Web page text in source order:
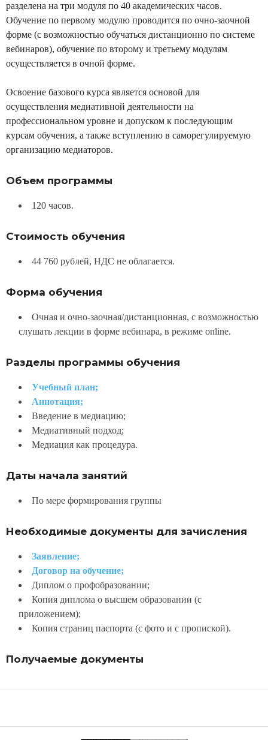
разделена на три модуля по 40 академических часов.
Обучение по первому модулю проводится по очно-заочной
форме (с возможностью обучаться дистанционно по системе
вебинаров), обучение по второму и третьему модулям
осуществляется в очной форме.
Освоение базового курса является основой для
осуществления медиативной деятельности на
профессиональном уровне и допуском к последующим
курсам обучения, а также вступлению в саморегулируемую
организацию медиаторов.
Объем программы
120 часов.
Стоимость обучения
44 760 рублей, НДС не облагается.
Форма обучения
Очная и очно-заочная/дистанционная, с возможностью
слушать лекции в форме вебинара, в режиме online.
Разделы программы обучения
Учебный план;
Аннотация;
Введение в медиацию;
Медиативный подход;
Медиация как процедура.
Даты начала занятий
По мере формирования группы
Необходимые документы для зачисления
Заявление;
Договор на обучение;
Диплом о профобразовании;
Копия диплома о высшем образовании (с
приложением);
Копия страниц паспорта (с фото и с пропиской).
Получаемые документы